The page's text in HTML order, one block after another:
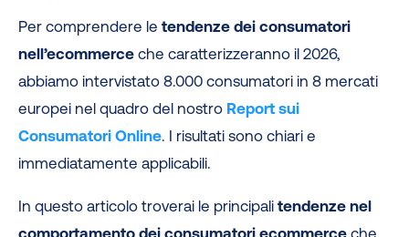
Per comprendere letendenze dei consumatori
nell’ecommerce che caratterizzeranno il 2026,
abbiamo intervistato 8.000 consumatori in 8 mercati
europei nel quadro del nostro Report sui
Consumatori Online. I risultati sono chiari e
immediatamente applicabili.
In questo articolo troverai le principalitendenze nel
comportamento dei consumatori ecommerce che